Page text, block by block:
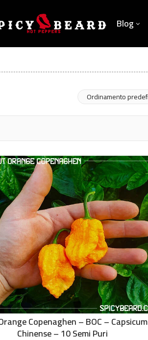
Blog
Copenaghen – BOC – Capsicum
Chinense – 10 Semi Puri